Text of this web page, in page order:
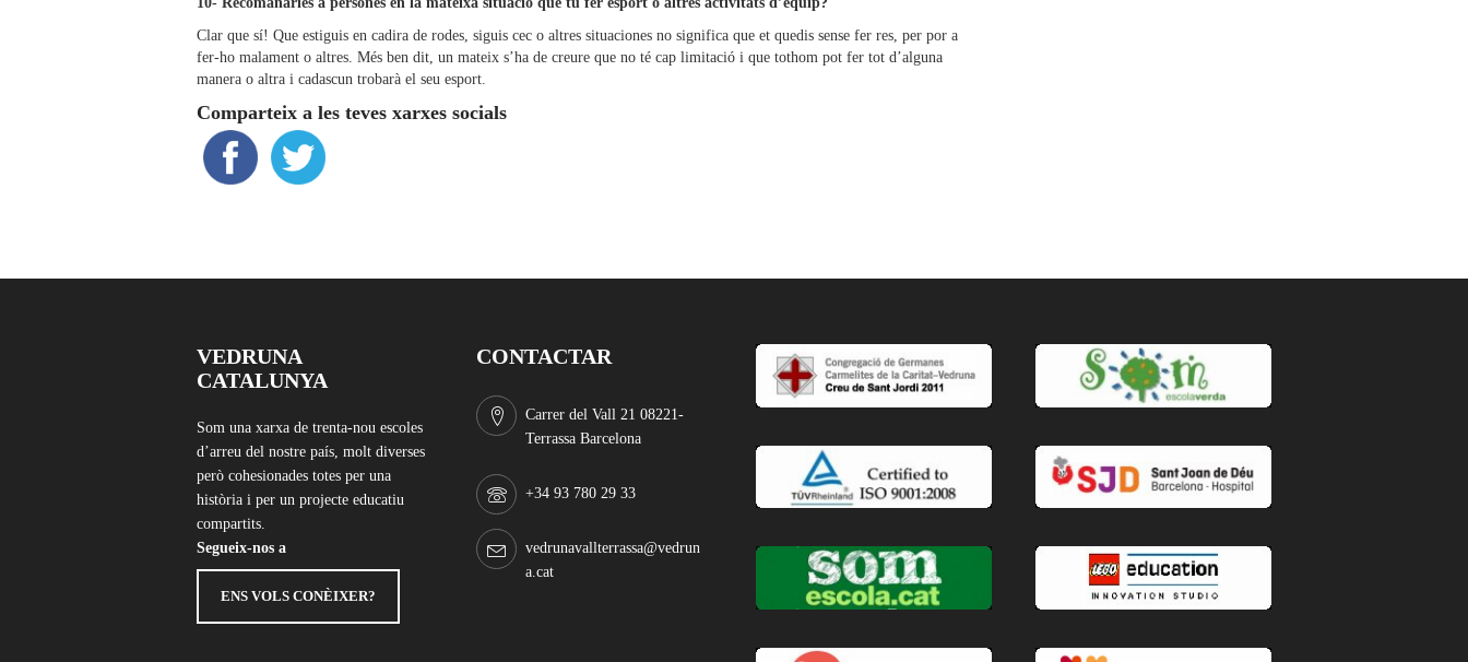
Clar que sí! Que estiguis en cadira de rodes, siguis cec o altres situaciones no significa que et quedis sense fer res, per por a
fer-ho malament o altres. Més ben dit, un mateix s’ha de creure que no té cap limitació i que tothom pot fer tot d’alguna
manera o altra i cadascun trobarà el seu esport.
Comparteix a les teves xarxes socials
VEDRUNA
CATALUNYA
Som una xarxa de trenta-nou escoles
d’arreu del nostre país, molt diverses
però cohesionades totes per una
història i per un projecte educatiu
compartits.
Segueix-nos a
ENS VOLS CONÈIXER?
CONTACTAR
Carrer del Vall 21 08221-
Terrassa Barcelona
+34 93 780 29 33
vedrunavallterrassa@vedrun
a.cat